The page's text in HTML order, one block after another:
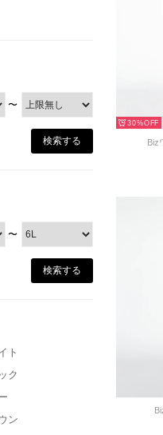
〜
〜
ト
ク
ン
30%
Biz